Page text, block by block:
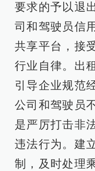
要求的予以退
司和驾驶员信
共享平台，接
行业自律。出
引导企业规范
公司和驾驶员
是严厉打击非
违法行为。建
制，及时处理